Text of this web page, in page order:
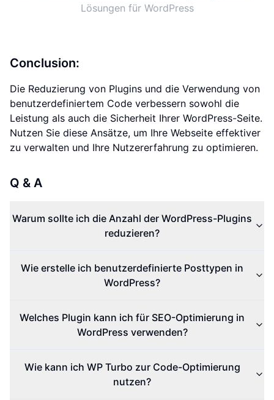
Lösungen für WordPress
Conclusion:
Die Reduzierung von Plugins und die Verwendung von
benutzerdefiniertem Code verbessern sowohl die
Leistung als auch die Sicherheit Ihrer WordPress-Seite.
Nutzen Sie diese Ansätze, um Ihre Webseite effektiver
zu verwalten und Ihre Nutzererfahrung zu optimieren.
Q & A
Warum sollte ich die Anzahl der WordPress-Plugins
reduzieren?
Wie erstelle ich benutzerdefinierte Posttypen in
WordPress?
Welches Plugin kann ich für SEO-Optimierung in
WordPress verwenden?
Wie kann ich WP Turbo zur Code-Optimierung
nutzen?